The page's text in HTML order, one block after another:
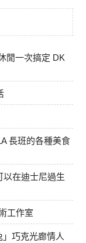
閒一次搞定 DK
長班的各種美食
以在迪士尼過生
工作室
巧克光廊情人